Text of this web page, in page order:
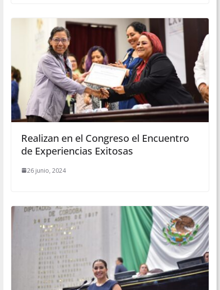
Realizan en el Congreso el Encuentro
de Experiencias Exitosas
26 junio, 2024